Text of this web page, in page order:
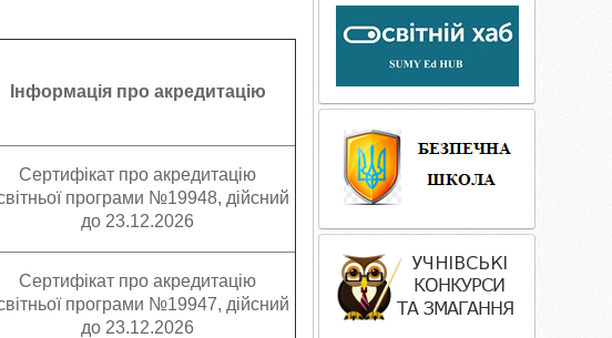
Інформація про акредитацію
Сертифікат про акредитацію
програми №19948, дійсний
до 23.12.2026
Сертифікат про акредитацію
програми №19947, дійсний
до 23.12.2026